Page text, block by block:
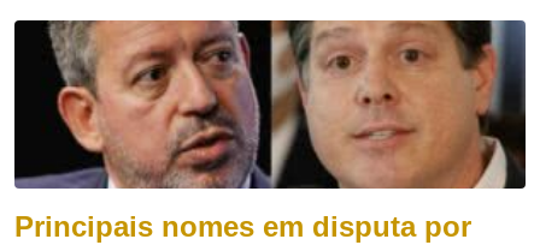
Principais nomes em disputa por